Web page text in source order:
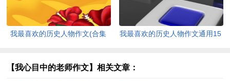
我最喜欢的历史人物作文(合集
我最喜欢的历史人物作文通用15
【我心目中的老师作文】相关文章：